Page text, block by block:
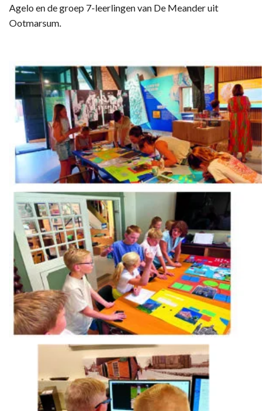
Agelo en de groep 7-leerlingen van De Meander uit
Ootmarsum.